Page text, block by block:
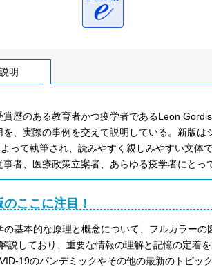
明
賞歴のある教育者かつ疫学者であるLeon
を、実際の事例を交えて説明している。新版
って執筆され、読みやすく親しみやすい文体
事者、医療政策立案者、あらゆる疫学者にとっ
のここに注目！
の基本的な原理と概念について、フルカラー
説しており、重要な情報の理解と記憶の定着
19のパンデミックやその他の最新のトピッ